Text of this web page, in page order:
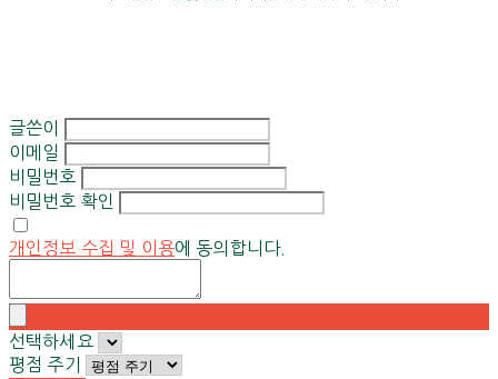
글쓴이
이메일
비밀번호
비밀번호 확인
개인정보 수집 및 이용에 동의합니다.
선택하세요
평점 주기